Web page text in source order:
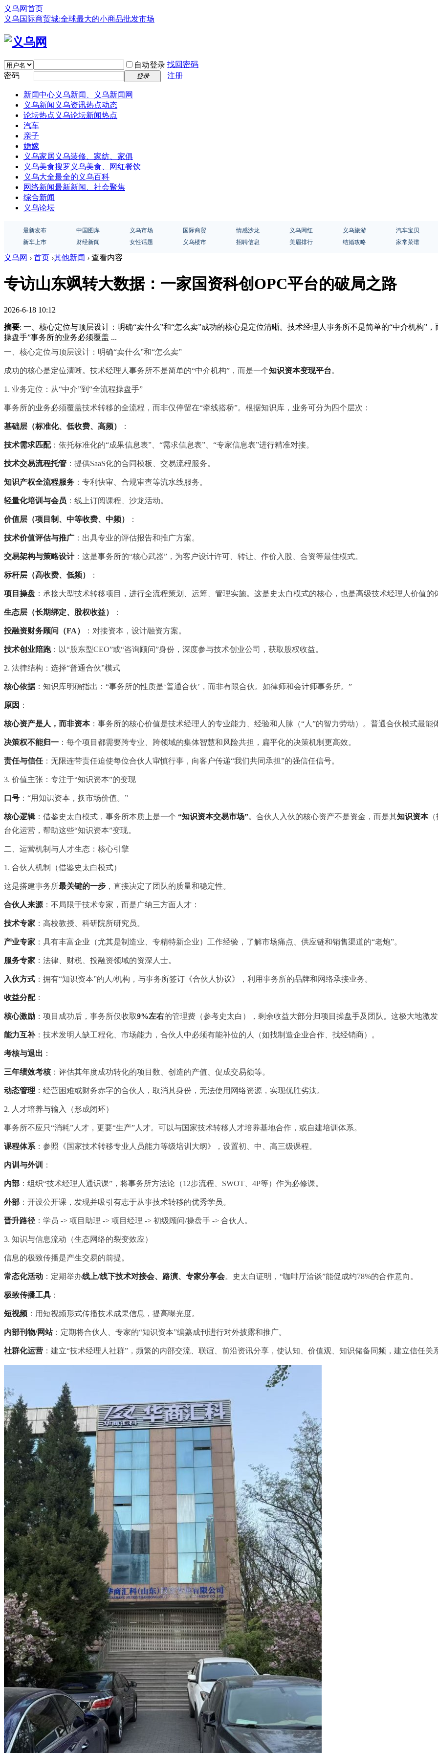
义乌网首页
义乌国际商贸城:全球最大的小商品批发市场
自动登录 找回密码
密码
登录 注册
新闻中心义乌新闻、义乌新闻网
义乌新闻 义乌资讯热点动态
论坛热点 义乌论坛新闻热点
汽车
亲子
婚嫁
义乌家居义乌装修、家纺、家俱
义乌美食搜罗义乌美食、网红餐饮
义乌大全最全的义乌百科
网络新闻最新新闻、社会聚焦
综合新闻
义乌论坛
最新发布 中国图库 义乌市场 国际商贸 情感沙龙 义乌网红 义乌旅游
汽车宝贝
新车上市
财经新闻 女性话题 义乌楼市 招聘信息 美眉排行 结婚攻略 家常菜谱
义乌网 › 首页 ›其他新闻 › 查看内容
专访山东飒转大数据：一家国资科创OPC平台的破局之路
2026-6-18 10:12
摘要: 一、核心定位与顶层设计：明确“卖什么”和“怎么卖”成功的核心是定位清晰。技术经理人事务所不是简单的“中介机构”
操盘手”事务所的业务必须覆盖 ...
一、核心定位与顶层设计：明确“卖什么”和“怎么卖”
成功的核心是定位清晰。技术经理人事务所不是简单的“中介机构”，而是一个知识资本变现平台。
1. 业务定位：从“中介”到“全流程操盘手”
事务所的业务必须覆盖技术转移的全流程，而非仅停留在“牵线搭桥”。根据知识库，业务可分为四个层次：
基础层（标准化、低收费、高频） ：
技术需求匹配：依托标准化的“成果信息表”、“需求信息表”、“专家信息表”进行精准对接。
技术交易流程托管 ：提供SaaS化的合同模板、交易流程服务。
知识产权全流程服务 ：专利快审、合规审查等流水线服务。
轻量化培训与会员 ：线上订阅课程、沙龙活动。
价值层（项目制、中等收费、中频） ：
技术价值评估与推广 ：出具专业的评估报告和推广方案。
交易架构与策略设计：这是事务所的“核心武器”，为客户设计许可、转让、作价入股、合资等最佳模式。
标杆层（高收费、低频） ：
项目操盘 ：承接大型技术转移项目，进行全流程策划、运筹、管理实施。这是史太白模式的核心，也是高级技术经理人价值的
生态层（长期绑定、股权收益） ：
投融资财务顾问（FA） ：对接资本，设计融资方案。
技术创业陪跑：以“股东型CEO”或“咨询顾问”身份，深度参与技术创业公司，获取股权收益。
2. 法律结构：选择“普通合伙”模式
核心依据：知识库明确指出：“事务所的性质是‘普通合伙’，而非有限合伙。如律师和会计师事务所。”
原因 ：
核心资产是人，而非资本：事务所的核心价值是技术经理人的专业能力、经验和人脉（“人”的智力劳动）。普通合伙模式最能
决策权不能归一 ：每个项目都需要跨专业、跨领域的集体智慧和风险共担，扁平化的决策机制更高效。
责任与信任：无限连带责任迫使每位合伙人审慎行事，向客户传递“我们共同承担”的强信任信号。
3. 价值主张：专注于“知识资本”的变现
口号 ：“用知识资本，换市场价值。”
核心逻辑：借鉴史太白模式，事务所本质上是一个 “知识资本交易市场”。合伙人入伙的核心资产不是资金，而是其知识资本（
台化运营，帮助这些“知识资本”变现。
二、运营机制与人才生态：核心引擎
1. 合伙人机制（借鉴史太白模式）
这是搭建事务所最关键的一步 ，直接决定了团队的质量和稳定性。
合伙人来源 ：不局限于技术专家，而是广纳三方面人才：
技术专家 ：高校教授、科研院所研究员。
产业专家 ：具有丰富企业（尤其是制造业、专精特新企业）工作经验，了解市场痛点、供应链和销售渠道的“老炮”。
服务专家 ：法律、财税、投融资领域的资深人士。
入伙方式 ：拥有“知识资本”的人/机构，与事务所签订《合伙人协议》，利用事务所的品牌和网络承接业务。
收益分配：
核心激励 ：项目成功后，事务所仅收取9%左右的管理费（参考史太白），剩余收益大部分归项目操盘手及团队。这极大地激
能力互补：技术发明人缺工程化、市场能力，合伙人中必须有能补位的人（如找制造企业合作、找经销商）。
考核与退出 ：
三年绩效考核：评估其年度成功转化的项目数、创造的产值、促成交易额等。
动态管理 ：经营困难或财务赤字的合伙人，取消其身份，无法使用网络资源，实现优胜劣汰。
2. 人才培养与输入（形成闭环）
事务所不应只“消耗”人才，更要“生产”人才。可以与国家技术转移人才培养基地合作，或自建培训体系。
课程体系 ：参照《国家技术转移专业人员能力等级培训大纲》，设置初、中、高三级课程。
内训与外训 ：
内部 ：组织“技术经理人通识课”，将事务所方法论（12步流程、SWOT、4P等）作为必修课。
外部 ：开设公开课，发现并吸引有志于从事技术转移的优秀学员。
晋升路径 ：学员 -> 项目助理 -> 项目经理 -> 初级顾问/操盘手 -> 合伙人。
3. 知识与信息流动（生态网络的裂变效应）
信息的极致传播是产生交易的前提。
常态化活动 ：定期举办线上/线下技术对接会、路演、专家分享会。史太白证明，“咖啡厅洽谈”能促成约78%的合作意向。
极致传播工具 ：
短视频 ：用短视频形式传播技术成果信息，提高曝光度。
内部刊物/网站：定期将合伙人、专家的“知识资本”编纂成刊进行对外披露和推广。
社群化运营 ：建立“技术经理人社群”，频繁的内部交流、联谊、前沿资讯分享，使认知、价值观、知识储备同频，建立信任